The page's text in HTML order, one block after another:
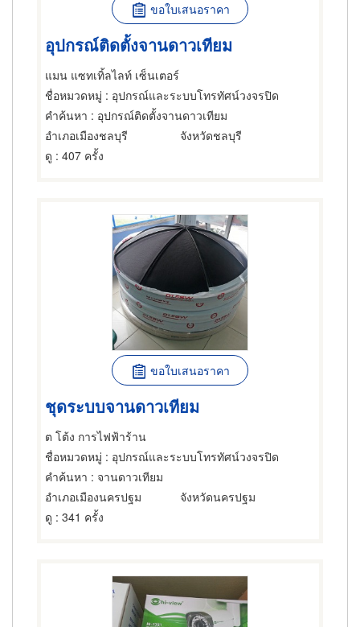
ขอใบเสนอราคา
อุปกรณ์ติดตั้งจานดาวเทียม
แมน แซทเทิ้ลไลท์ เซ็นเตอร์
ชื่อหมวดหมู่ : อุปกรณ์และระบบโทรทัศน์วงจรปิด
คำค้นหา : อุปกรณ์ติดตั้งจานดาวเทียม
อำเภอเมืองชลบุรี
จังหวัดชลบุรี
ดู : 407 ครั้ง
ขอใบเสนอราคา
ชุดระบบจานดาวเทียม
ต โต้ง การไฟฟ้าร้าน
ชื่อหมวดหมู่ : อุปกรณ์และระบบโทรทัศน์วงจรปิด
คำค้นหา : จานดาวเทียม
อำเภอเมืองนครปฐม
จังหวัดนครปฐม
ดู : 341 ครั้ง